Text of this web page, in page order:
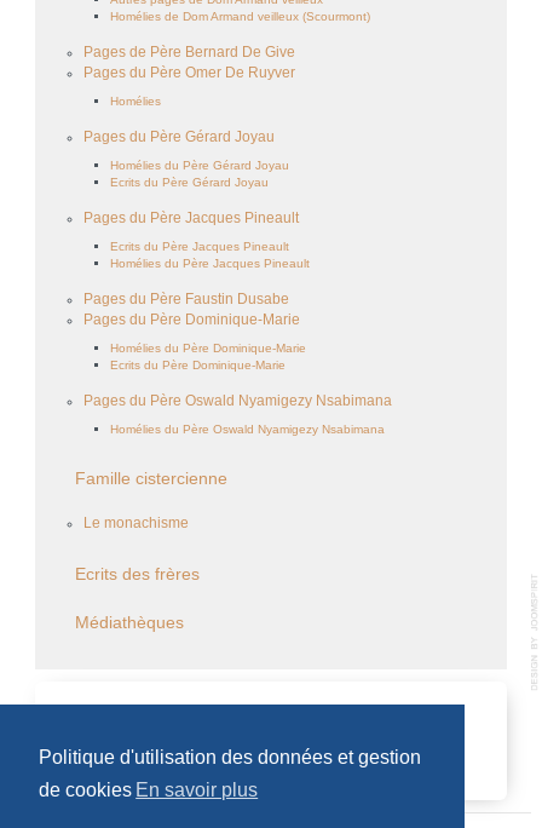
Politique d'utilisation des données et gestion
de cookies En savoir plus
Homélies de Dom Armand veilleux (Scourmont)
Pages de Père Bernard De Give
Pages du Père Omer De Ruyver
Homélies
Pages du Père Gérard Joyau
Homélies du Père Gérard Joyau
Ecrits du Père Gérard Joyau
Pages du Père Jacques Pineault
Ecrits du Père Jacques Pineault
Homélies du Père Jacques Pineault
Pages du Père Faustin Dusabe
Pages du Père Dominique-Marie
Homélies du Père Dominique-Marie
Ecrits du Père Dominique-Marie
Pages du Père Oswald Nyamigezy Nsabimana
Homélies du Père Oswald Nyamigezy Nsabimana
Famille cistercienne
Le monachisme
Ecrits des frères
Médiathèques
Aucun évènement